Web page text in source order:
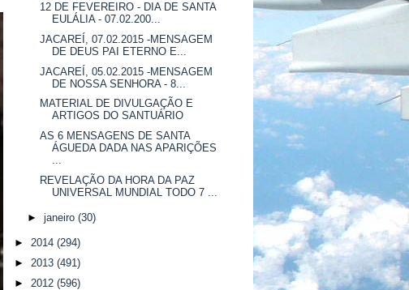
12 DE FEVEREIRO - DIA DE SANTA
EULÁLIA - 07.02.200...
JACAREÍ, 07.02.2015 -MENSAGEM
DE DEUS PAI ETERNO E...
JACAREÍ, 05.02.2015 -MENSAGEM
DE NOSSA SENHORA - 8...
MATERIAL DE DIVULGAÇÃO E
ARTIGOS DO SANTUÁRIO
AS 6 MENSAGENS DE SANTA
ÁGUEDA DADA NAS APARIÇÕES
...
REVELAÇÃO DA HORA DA PAZ
UNIVERSAL MUNDIAL TODO 7 ...
► janeiro (30)
► 2014 (294)
► 2013 (491)
► 2012 (596)